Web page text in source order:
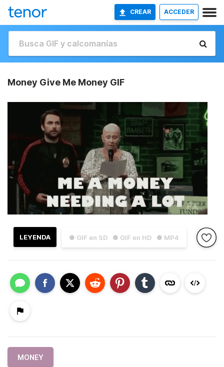
CREAR ACCEDER
Money Give Me Money GIF
● GIF en SD ● GIF en HD ● MP4
LEYENDA
MONEY